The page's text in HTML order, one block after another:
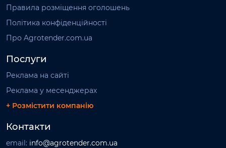
Правила розміщення оголошень
Політика конфіденційності
Про Agrotender.com.ua
Послуги
Реклама на сайті
Реклама у месенджерах
+ Розмістити компанію
Контакти
email: info@agrotender.com.ua